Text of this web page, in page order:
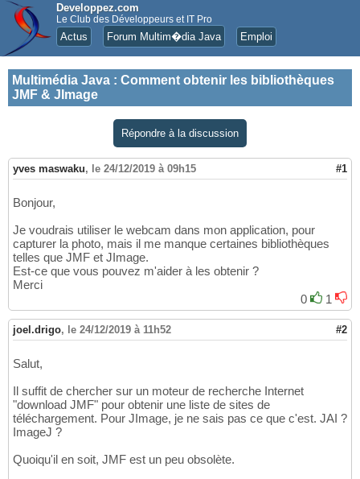
Developpez.com
Le Club des Développeurs et IT Pro
Actus Forum Multim�dia Java Emploi
Multimédia Java : Comment obtenir les bibliothèques
JMF & JImage
Répondre à la discussion
yves maswaku, le 24/12/2019 à 09h15 #1
Bonjour,
Je voudrais utiliser le webcam dans mon application, pour
capturer la photo, mais il me manque certaines bibliothèques
telles que JMF et JImage.
Est-ce que vous pouvez m'aider à les obtenir ?
Merci
0
1
joel.drigo, le 24/12/2019 à 11h52 #2
Salut,
Il suffit de chercher sur un moteur de recherche Internet
"download JMF" pour obtenir une liste de sites de
téléchargement. Pour JImage, je ne sais pas ce que c'est. JAI ?
ImageJ ?
Quoiqu'il en soit, JMF est un peu obsolète.